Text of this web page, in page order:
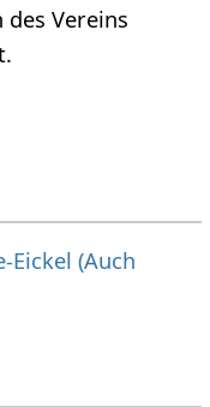
Vereins
Eickel (Auch